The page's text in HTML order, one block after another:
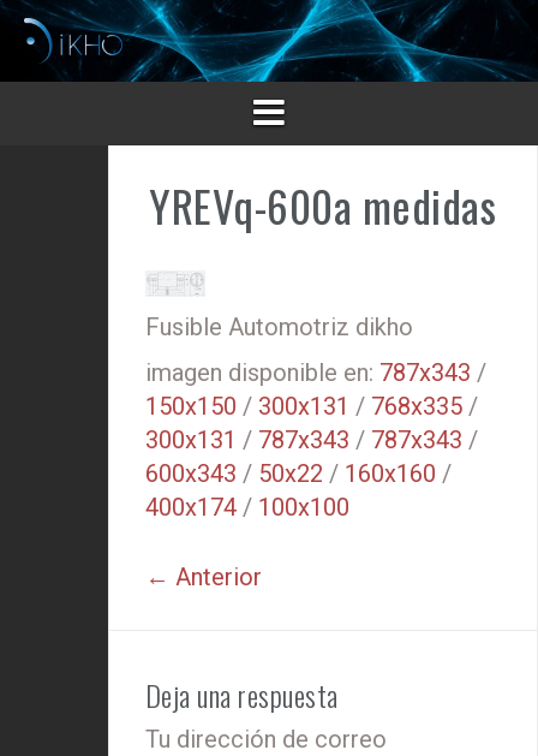
Saltar
contenido
YREVq-600a medidas
Fusible Automotriz dikho
imagen disponible en: 787x343 /
150x150 / 300x131 / 768x335/
300x131 / 787x343 / 787x343 /
600x343 / 50x22 / 160x160 /
400x174/ 100x100
← Anterior
Deja una respuesta
Tu dirección de correo